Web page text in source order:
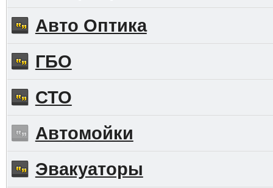
Авто Оптика
ГБО
СТО
Автомойки
Эвакуаторы